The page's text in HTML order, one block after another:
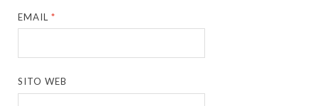
EMAIL*
SITO WEB